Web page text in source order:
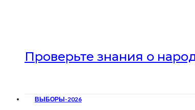
Проверьте знания о
ВЫБОРЫ-2026